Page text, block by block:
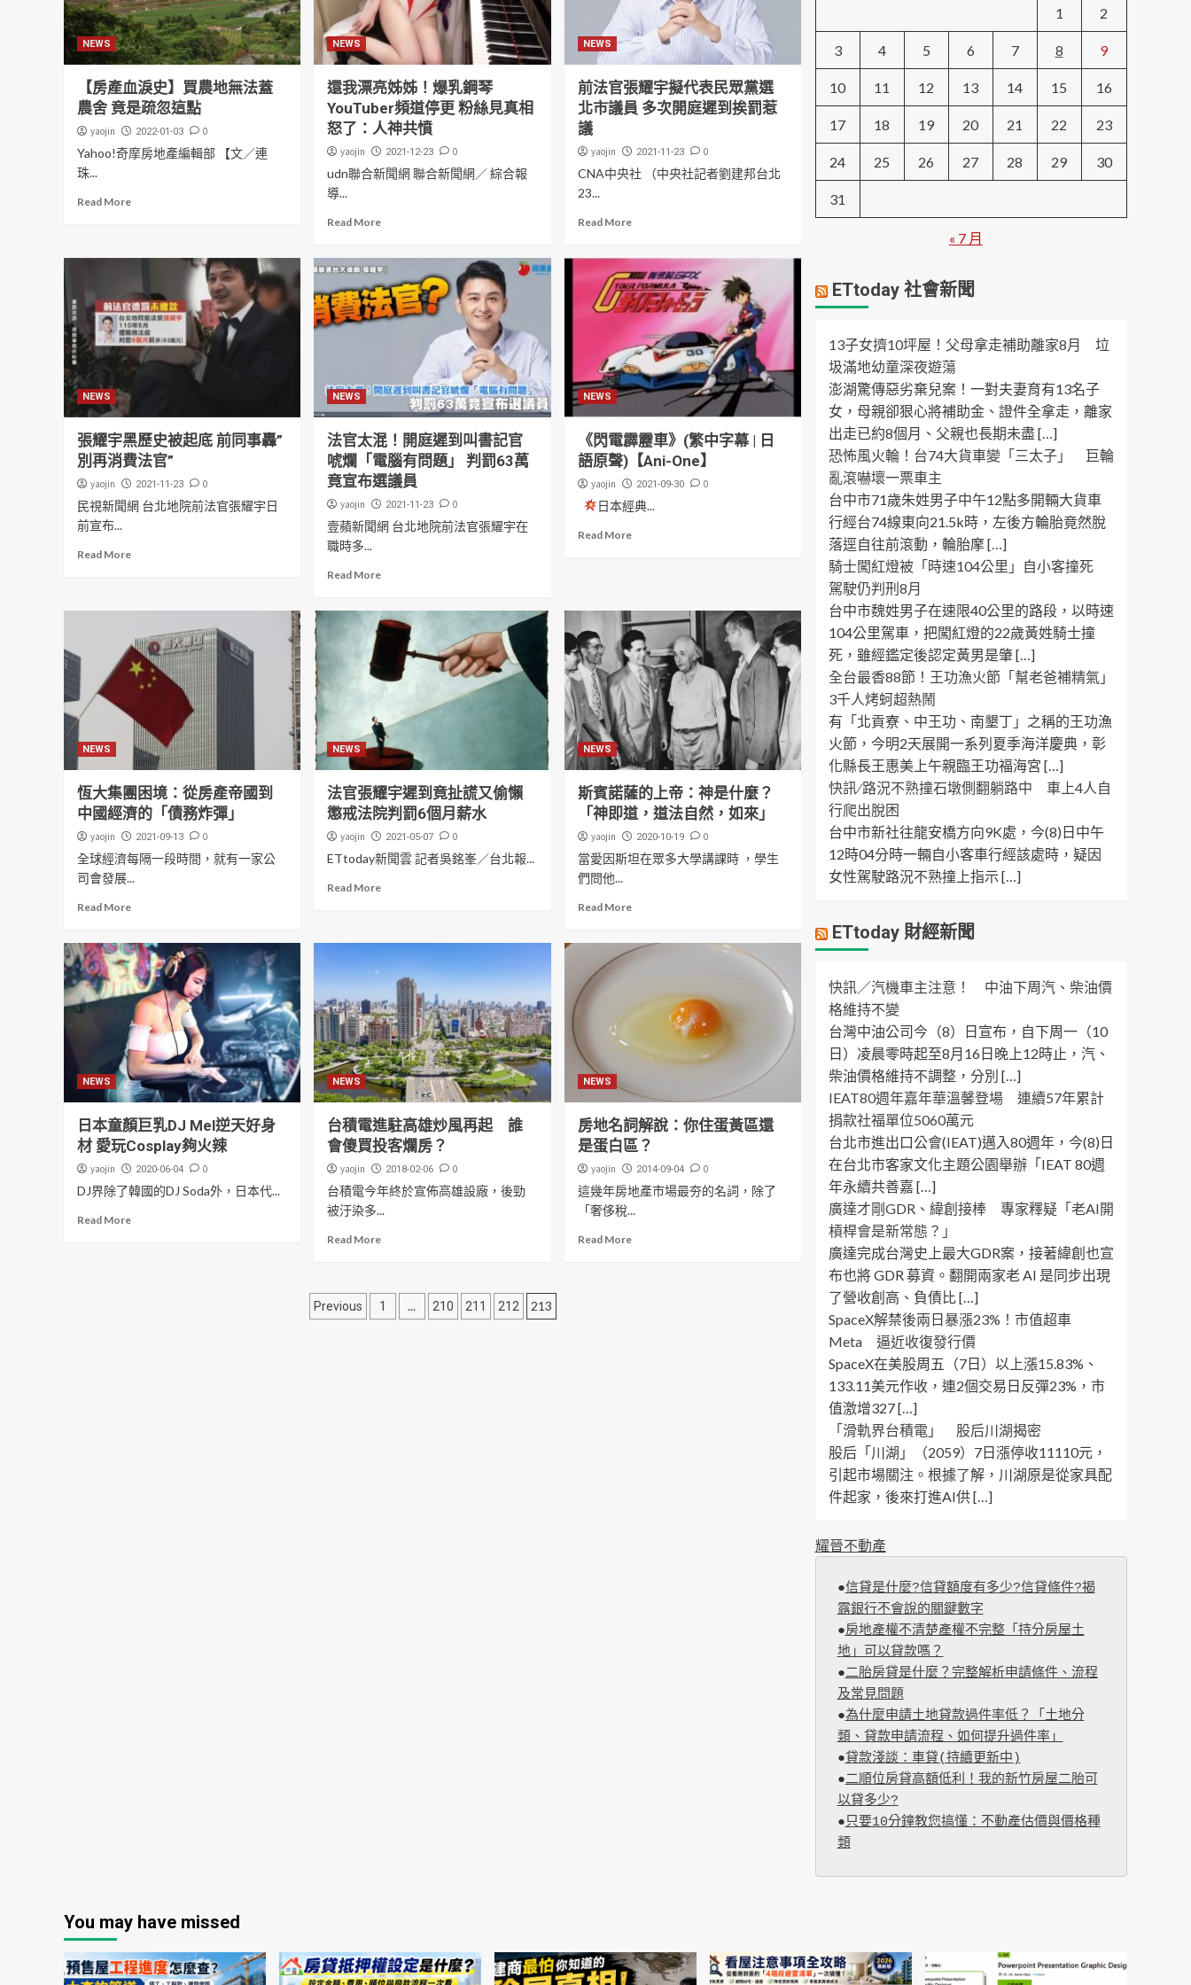
NEWS
【房產血淚史】買農地無法蓋
農舍 竟是疏忽這點
yaojin 2022-01-03 0
Yahoo!奇摩房地產編輯部 【文／連
珠...
Read More
NEWS
還我漂亮姊姊！爆乳鋼琴
YouTuber頻道停更 粉絲見真相
怒了：人神共憤
yaojin 2021-12-23 0
udn聯合新聞網 聯合新聞網／ 綜合報
導...
Read More
NEWS
前法官張耀宇擬代表民眾黨選
北市議員 多次開庭遲到挨罰惹
議
yaojin 2021-11-23 0
CNA中央社 （中央社記者劉建邦台北
23...
Read More
NEWS
張耀宇黑歷史被起底 前同事轟”
別再消費法官”
yaojin 2021-11-23 0
民視新聞網 台北地院前法官張耀宇日
前宣布...
Read More
NEWS
法官太混！開庭遲到叫書記官
唬爛「電腦有問題」 判罰63萬
竟宣布選議員
yaojin 2021-11-23 0
壹蘋新聞網 台北地院前法官張耀宇在
職時多...
Read More
NEWS
《閃電霹靂車》(繁中字幕 | 日
語原聲)【Ani-One】
yaojin 2021-09-30 0
日本經典...
Read More
NEWS
恆大集團困境：從房產帝國到
中國經濟的「債務炸彈」
yaojin 2021-09-13 0
全球經濟每隔一段時間，就有一家公
司會發展...
Read More
NEWS
法官張耀宇遲到竟扯謊又偷懶
懲戒法院判罰6個月薪水
yaojin 2021-05-07 0
ETtoday新聞雲 記者吳銘峯／台北報...
Read More
NEWS
斯賓諾薩的上帝：神是什麼？
「神即道，道法自然，如來」
yaojin 2020-10-19 0
當愛因斯坦在眾多大學講課時 ，學生
們問他...
Read More
NEWS
日本童顏巨乳DJ Mel逆天好身
材 愛玩Cosplay夠火辣
yaojin 2020-06-04 0
DJ界除了韓國的DJ Soda外，日本代...
Read More
NEWS
台積電進駐高雄炒風再起 誰
會傻買投客爛房？
yaojin 2018-02-06 0
台積電今年終於宣佈高雄設廠，後勁
被汙染多...
Read More
NEWS
房地名詞解說：你住蛋黃區還
是蛋白區？
yaojin 2014-09-04 0
這幾年房地產市場最夯的名詞，除了
「奢侈稅...
Read More
文
Previous 1 ... 210 211 212 213
1 2
3 4 5 6 7 8 9
10 11 12 13 14 15 16
17 18 19 20 21 22 23
24 25 26 27 28 29 30
31
« 7 月
ETtoday 社會新聞
13子女擠10坪屋！父母拿走補助離家8月 垃
圾滿地幼童深夜遊蕩
澎湖驚傳惡劣棄兒案！一對夫妻育有13名子
女，母親卻狠心將補助金、證件全拿走，離家
出走已約8個月、父親也長期未盡 […]
恐怖風火輪！台74大貨車變「三太子」 巨輪
亂滾嚇壞一票車主
台中市71歲朱姓男子中午12點多開輛大貨車
行經台74線東向21.5k時，左後方輪胎竟然脫
落逕自往前滾動，輪胎摩 […]
騎士闖紅燈被「時速104公里」自小客撞死
駕駛仍判刑8月
台中市魏姓男子在速限40公里的路段，以時速
104公里駕車，把闖紅燈的22歲黃姓騎士撞
死，雖經鑑定後認定黃男是肇 […]
全台最香88節！王功漁火節「幫老爸補精氣」
3千人烤蚵超熱鬧
有「北貢寮、中王功、南墾丁」之稱的王功漁
火節，今明2天展開一系列夏季海洋慶典，彰
化縣長王惠美上午親臨王功福海宮 […]
快訊 ∕ 路況不熟撞石墩側翻躺路中 車上4人自
行爬出脫困
台中市新社往龍安橋方向9K處，今(8)日中午
12時04分時一輛自小客車行經該處時，疑因
女性駕駛路況不熟撞上指示 […]
ETtoday 財經新聞
快訊／汽機車主注意！ 中油下周汽、柴油價
格維持不變
台灣中油公司今（8）日宣布，自下周一（10
日）凌晨零時起至8月16日晚上12時止，汽、
柴油價格維持不調整，分別 […]
IEAT80週年嘉年華溫馨登場 連續57年累計
捐款社福單位5060萬元
台北市進出口公會(IEAT)邁入80週年，今(8)日
在台北市客家文化主題公園舉辦「IEAT 80週
年永續共善嘉 […]
廣達才剛GDR、緯創接棒 專家釋疑「老AI開
槓桿會是新常態？」
廣達完成台灣史上最大GDR案，接著緯創也宣
布也將 GDR 募資。翻開兩家老 AI 是同步出現
了營收創高、負債比 […]
SpaceX解禁後兩日暴漲23%！市值超車
Meta 逼近收復發行價
SpaceX在美股周五（7日）以上漲15.83%、
133.11美元作收，連2個交易日反彈23%，市
值激增327 […]
「滑軌界台積電」 股后川湖揭密
股后「川湖」（2059）7日漲停收11110元，
引起市場關注。根據了解，川湖原是從家具配
件起家，後來打進AI供 […]
耀晉不動產
●信貸是什麼?信貸額度有多少?信貸條件?揭
露銀行不會說的關鍵數字
●房地產權不清楚產權不完整「持分房屋土
地」可以貸款嗎？
●二胎房貸是什麼？完整解析申請條件、流程
及常見問題
●為什麼申請土地貸款過件率低？「土地分
類、貸款申請流程、如何提升過件率」
●貸款淺談：車貸(持續更新中)
●二順位房貸高額低利！我的新竹房屋二胎可
以貸多少?
●只要10分鐘教您搞懂：不動產估價與價格種
類
You may have missed